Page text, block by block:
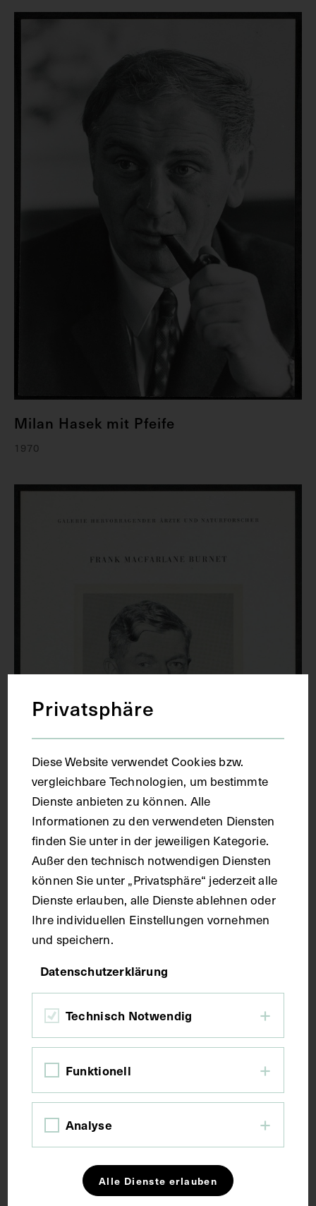
Milan Hasek mit Pfeife
1970
Porträt von Frank Macfarlane Burnet,
mit faksimilierter Unterschrift
Privatsphäre
Diese Website verwendet Cookies bzw.
vergleichbare Technologien, um bestimmte
Dienste anbieten zu können. Alle
Informationen zu den verwendeten Diensten
finden Sie unter in der jeweiligen Kategorie.
Außer den technisch notwendigen Diensten
können Sie unter „Privatsphäre“ jederzeit alle
Dienste erlauben, alle Dienste ablehnen oder
Ihre individuellen Einstellungen vornehmen
und speichern.
Datenschutzerklärung
Technisch Notwendig
Funktionell
Analyse
Alle Dienste erlauben